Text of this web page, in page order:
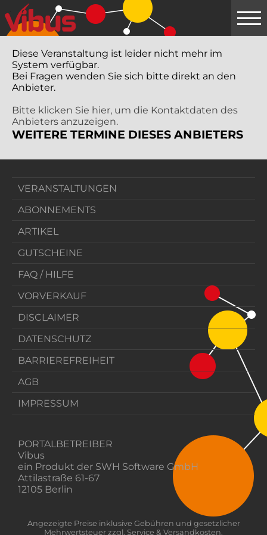
Springe
zum
Hauptinhalt
Diese Veranstaltung ist leider nicht mehr im
System verfügbar.
Bei Fragen wenden Sie sich bitte direkt an den
Anbieter.
Bitte klicken Sie hier, um die Kontaktdaten des
Anbieters anzuzeigen.
WEITERE TERMINE DIESES ANBIETERS
VERANSTALTUNGEN
ABONNEMENTS
ARTIKEL
GUTSCHEINE
FAQ / HILFE
VORVERKAUF
DISCLAIMER
DATENSCHUTZ
BARRIEREFREIHEIT
AGB
IMPRESSUM
PORTALBETREIBER
Vibus
ein Produkt der SWH Software GmbH
Attilastraße 61-67
12105 Berlin
Angezeigte Preise inklusive Gebühren und gesetzlicher
Mehrwertsteuer zzgl. Service & Versandkosten.